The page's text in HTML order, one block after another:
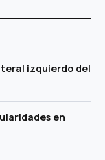
izquierdo del
en